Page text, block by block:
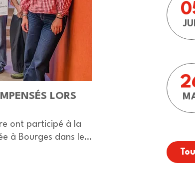
LORS
ont participé à la
à Bourges dans le
L’INSA
SÈMÈ CITY
L’INSA Centre